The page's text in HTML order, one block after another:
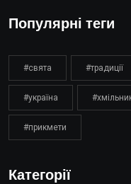
Популярні теги
#свята #традиції
#україна
#прикмети
Категорії